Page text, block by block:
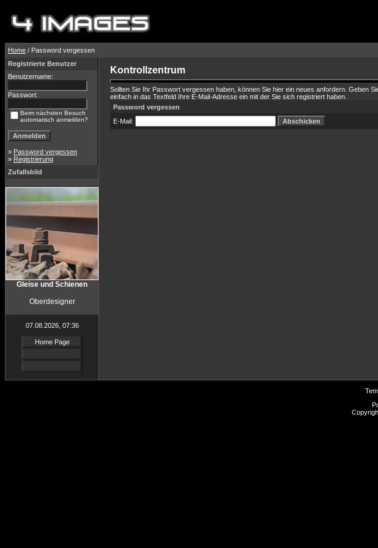
Home / Password vergessen
Registrierte Benutzer
Benutzername:
Passwort:
Beim nächsten Besuch
automatisch anmelden?
» Password vergessen
» Registrierung
Zufallsbild
Gleise und Schienen
Oberdesigner
07.08.2026, 07:36
Home Page
Kontrollzentrum
Sollten Sie Ihr Passwort vergessen haben, können Sie hier ein neues anfordern. Geben
einfach in das Textfeld Ihre E-Mail-Adresse ein mit der Sie sich registriert haben.
Password vergessen
E-Mail: